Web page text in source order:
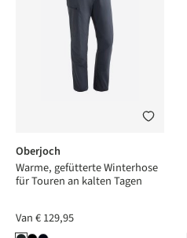
Oberjoch
Warme, gefütterte Winterhose
für Touren an kalten Tagen
Van€ 129,95